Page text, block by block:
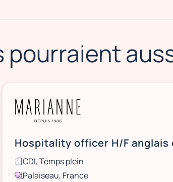
pourraient
CDI, Temps plein
Palaiseau, France